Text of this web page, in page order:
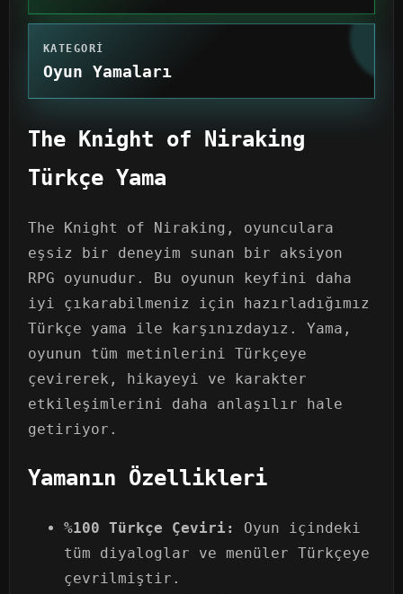
KATEGORI
Oyun Yamaları
The Knight of Niraking
Türkçe Yama
The Knight of Niraking, oyunculara
eşsiz bir deneyim sunan bir aksiyon
RPG oyunudur. Bu oyunun keyfini daha
iyi çıkarabilmeniz için hazırladığımız
Türkçe yama ile karşınızdayız. Yama,
oyunun tüm metinlerini Türkçeye
çevirerek, hikayeyi ve karakter
etkileşimlerini daha anlaşılır hale
getiriyor.
Yamanın Özellikleri
%100 Türkçe Çeviri:
Oyun içindeki
tüm diyaloglar ve menüler Türkçeye
çevrilmiştir.